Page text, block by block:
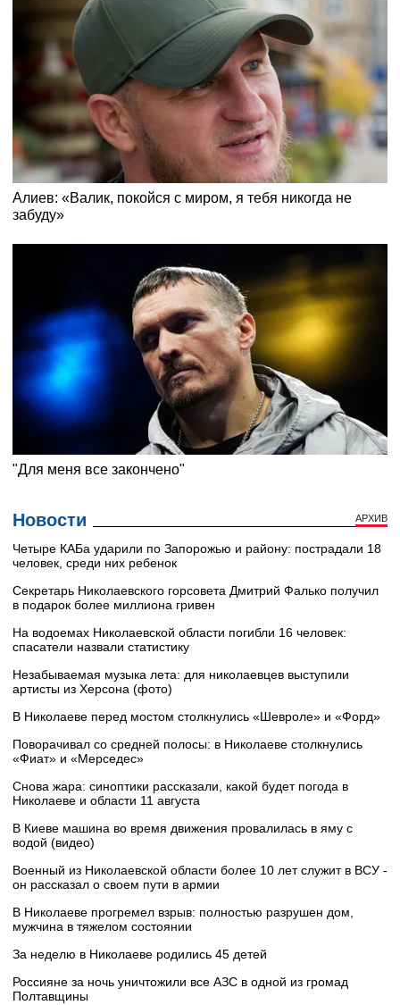
Новости АРХИВ
Четыре КАБа ударили по Запорожью и району: пострадали 18
человек, среди них ребенок
Секретарь Николаевского горсовета Дмитрий Фалько получил
в подарок более миллиона гривен
На водоемах Николаевской области погибли 16 человек:
спасатели назвали статистику
Незабываемая музыка лета: для николаевцев выступили
артисты из Херсона (фото)
В Николаеве перед мостом столкнулись «Шевроле» и «Форд»
Поворачивал со средней полосы: в Николаеве столкнулись
«Фиат» и «Мерседес»
Снова жара: синоптики рассказали, какой будет погода в
Николаеве и области 11 августа
В Киеве машина во время движения провалилась в яму с
водой (видео)
Военный из Николаевской области более 10 лет служит в ВСУ -
он рассказал о своем пути в армии
В Николаеве прогремел взрыв: полностью разрушен дом,
мужчина в тяжелом состоянии
За неделю в Николаеве родились 45 детей
Россияне за ночь уничтожили все АЗС в одной из громад
Полтавщины